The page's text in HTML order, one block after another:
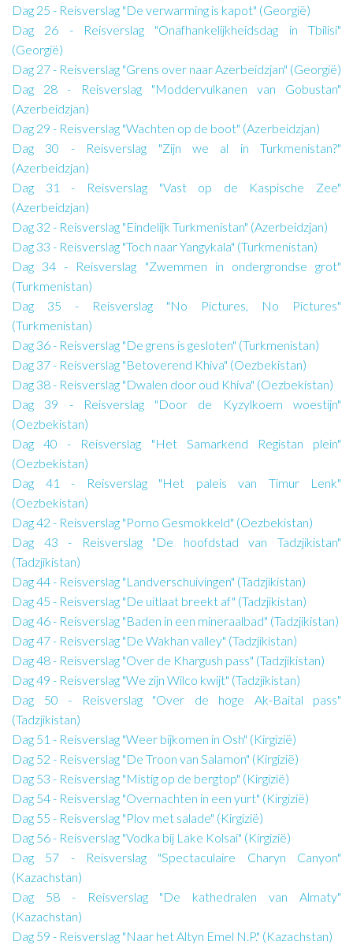
Dag 25 - Reisverslag "De verwarming is kapot" (Georgië)
Dag 26 - Reisverslag "Onafhankelijkheidsdag in Tbilisi"
(Georgië)
Dag 27 - Reisverslag "Grens over naar Azerbeidzjan" (Georgië)
Dag 28 - Reisverslag "Moddervulkanen van Gobustan"
(Azerbeidzjan)
Dag 29 - Reisverslag "Wachten op de boot" (Azerbeidzjan)
Dag 30 - Reisverslag "Zijn we al in Turkmenistan?"
(Azerbeidzjan)
Dag 31 - Reisverslag "Vast op de Kaspische Zee"
(Azerbeidzjan)
Dag 32 - Reisverslag "Eindelijk Turkmenistan" (Azerbeidzjan)
Dag 33 - Reisverslag "Toch naar Yangykala" (Turkmenistan)
Dag 34 - Reisverslag "Zwemmen in ondergrondse grot"
(Turkmenistan)
Dag 35 - Reisverslag "No Pictures, No Pictures"
(Turkmenistan)
Dag 36 - Reisverslag "De grens is gesloten" (Turkmenistan)
Dag 37 - Reisverslag "Betoverend Khiva" (Oezbekistan)
Dag 38 - Reisverslag "Dwalen door oud Khiva" (Oezbekistan)
Dag 39 - Reisverslag "Door de Kyzylkoem woestijn"
(Oezbekistan)
Dag 40 - Reisverslag "Het Samarkend Registan plein"
(Oezbekistan)
Dag 41 - Reisverslag "Het paleis van Timur Lenk"
(Oezbekistan)
Dag 42 - Reisverslag "Porno Gesmokkeld" (Oezbekistan)
Dag 43 - Reisverslag "De hoofdstad van Tadzjikistan"
(Tadzjikistan)
Dag 44 - Reisverslag "Landverschuivingen" (Tadzjikistan)
Dag 45 - Reisverslag "De uitlaat breekt af" (Tadzjikistan)
Dag 46 - Reisverslag "Baden in een mineraalbad" (Tadzjikistan)
Dag 47 - Reisverslag "De Wakhan valley" (Tadzjikistan)
Dag 48 - Reisverslag "Over de Khargush pass" (Tadzjikistan)
Dag 49 - Reisverslag "We zijn Wilco kwijt" (Tadzjikistan)
Dag 50 - Reisverslag "Over de hoge Ak-Baital pass"
(Tadzjikistan)
Dag 51 - Reisverslag "Weer bijkomen in Osh" (Kirgizië)
Dag 52 - Reisverslag "De Troon van Salamon" (Kirgizië)
Dag 53 - Reisverslag "Mistig op de bergtop" (Kirgizië)
Dag 54 - Reisverslag "Overnachten in een yurt" (Kirgizië)
Dag 55 - Reisverslag "Plov met salade" (Kirgizië)
Dag 56 - Reisverslag "Vodka bij Lake Kolsai" (Kirgizië)
Dag 57 - Reisverslag "Spectaculaire Charyn Canyon"
(Kazachstan)
Dag 58 - Reisverslag "De kathedralen van Almaty"
(Kazachstan)
Dag 59 - Reisverslag "Naar het Altyn Emel N.P." (Kazachstan)